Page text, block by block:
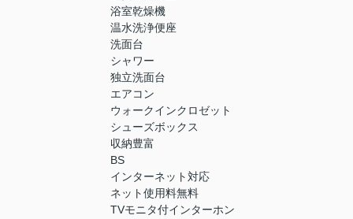
浴室乾燥機
温水洗浄便座
洗面台
シャワー
独立洗面台
エアコン
ウォークインクロゼット
シューズボックス
収納豊富
BS
インターネット対応
ネット使用料無料
TVモニタ付インターホン